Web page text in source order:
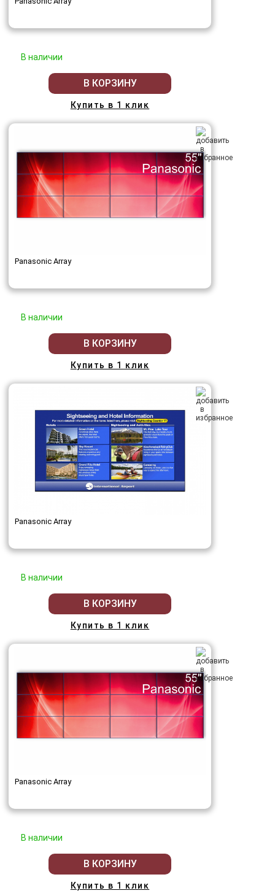
В наличии
В КОРЗИНУ
Купить в 1 клик
Panasonic Array
В наличии
В КОРЗИНУ
Купить в 1 клик
Panasonic Array
В наличии
В КОРЗИНУ
Купить в 1 клик
Panasonic Array
В наличии
В КОРЗИНУ
Купить в 1 клик